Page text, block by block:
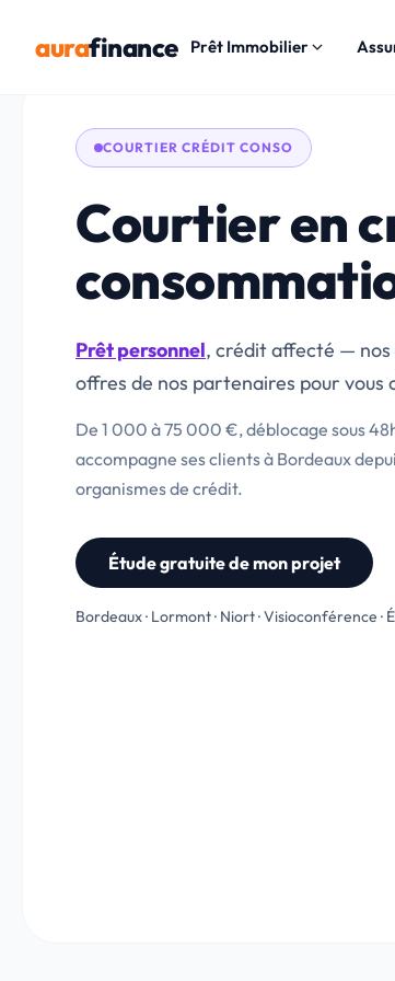
aurafinance Prêt Immobilier
COURTIER CRÉDIT CONSO
Courtier en
Prêt personnel, crédit affecté — nos
offres de nos partenaires pour vous
De 1 000 à 75 000 €, déblocage sous
accompagne ses clients à Bordeaux
organismes de crédit.
Étude gratuite de mon projet
Bordeaux · Lormont · Niort · Visioconférence
Étude gratuite